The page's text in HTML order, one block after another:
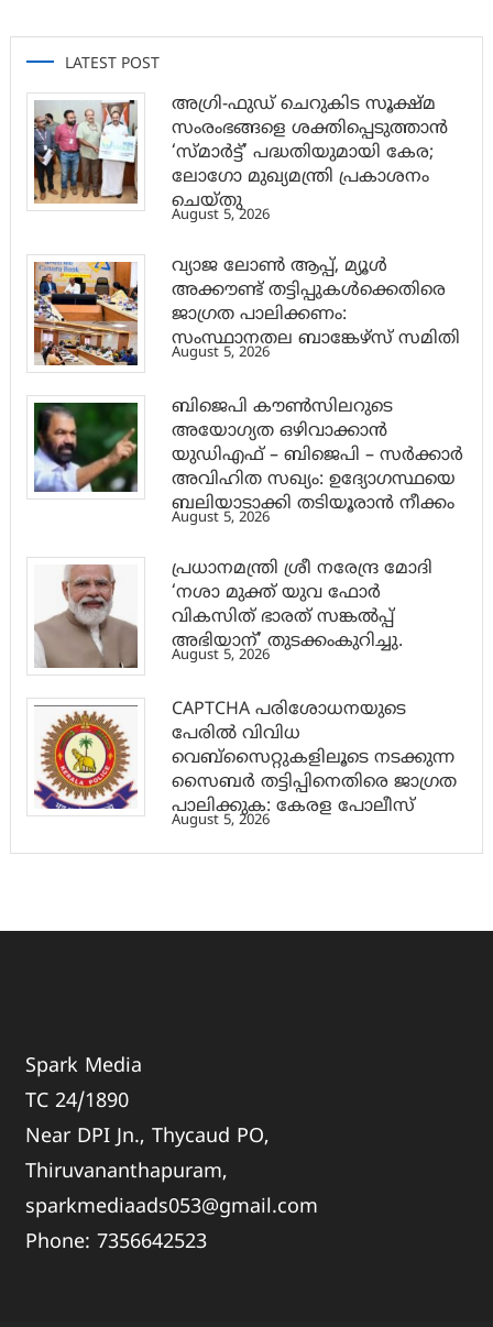
LATEST POST
അഗ്രി-ഫുഡ് ചെറുകിട സൂക്ഷ്മ
സംരംഭങ്ങളെ ശക്തിപ്പെടുത്താന്‍
‘സ്മാര്‍ട്ട്’ പദ്ധതിയുമായി കേര;
ലോഗോ മുഖ്യമന്ത്രി പ്രകാശനം
ചെയ്തു
August 5, 2026
വ്യാജ ലോൺ ആപ്പ്, മ്യൂൾ
അക്കൗണ്ട് തട്ടിപ്പുകൾക്കെതിരെ
ജാ​ഗ്രത പാലിക്കണം:
സംസ്ഥാനതല ബാങ്കേഴ്സ് സമിതി
August 5, 2026
ബിജെപി കൗൺസിലറുടെ
അയോഗ്യത ഒഴിവാക്കാൻ
യുഡിഎഫ് – ബിജെപി – സർക്കാർ
അവിഹിത സഖ്യം: ഉദ്യോഗസ്ഥയെ
ബലിയാടാക്കി തടിയൂരാൻ നീക്കം
August 5, 2026
പ്രധാനമന്ത്രി ശ്രീ നരേന്ദ്ര മോദി
‘നശാ മുക്ത് യുവ ഫോർ
വികസിത് ഭാരത് സങ്കൽപ്പ്
അഭിയാന്’ തുടക്കംകുറിച്ചു.
August 5, 2026
CAPTCHA പരിശോധനയുടെ
പേരില്‍ വിവിധ
വെബ്സൈറ്റുകളിലൂടെ നടക്കുന്ന
സൈബര്‍ തട്ടിപ്പിനെതിരെ ജാഗ്രത
പാലിക്കുക: കേരള പോലീസ്
August 5, 2026
Spark Media
TC 24/1890
Near DPI Jn., Thycaud PO,
Thiruvananthapuram,
sparkmediaads053@gmail.com
Phone:7356642523